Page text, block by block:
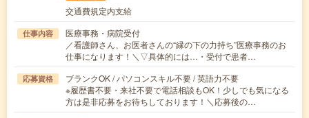
交通費規定内支給
仕事内容
医療事務・病院受付
／看護師さん、お医者さんの“縁の下の力持ち”医療事務のお
仕事になります！＼▽具体的には…・受付で患者…
応募資格
ブランクOK / パソコンスキル不要 / 英語力不要
※履歴書不要・来社不要で電話相談もOK！少しでも気になる
方は是非応募をお待ちしております！＼応募後の…